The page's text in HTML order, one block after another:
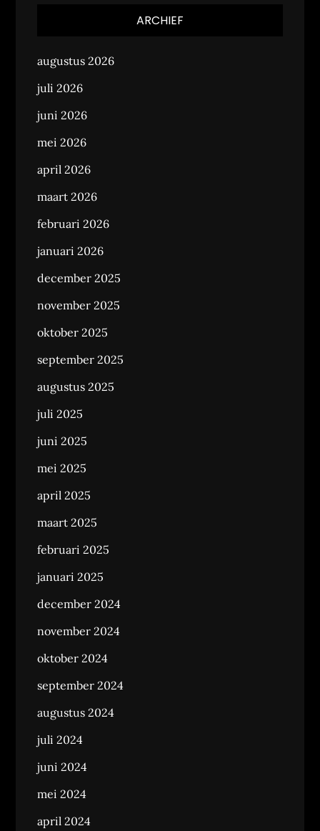
ARCHIEF
augustus 2026
juli 2026
juni 2026
mei 2026
april 2026
maart 2026
februari 2026
januari 2026
december 2025
november 2025
oktober 2025
september 2025
augustus 2025
juli 2025
juni 2025
mei 2025
april 2025
maart 2025
februari 2025
januari 2025
december 2024
november 2024
oktober 2024
september 2024
augustus 2024
juli 2024
juni 2024
mei 2024
april 2024